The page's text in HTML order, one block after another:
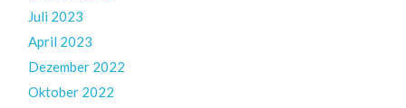
Juli 2023
April 2023
Dezember 2022
Oktober 2022